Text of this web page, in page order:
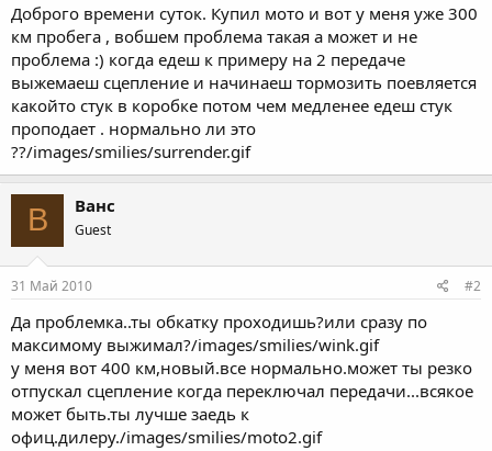
Доброго времени суток. Купил мото и вот у меня уже 300
км пробега , вобшем проблема такая а может и не
проблема :) когда едеш к примеру на 2 передаче
выжемаеш сцепление и начинаеш тормозить поевляется
какойто стук в коробке потом чем медленее едеш стук
проподает . нормально ли это
??/images/smilies/surrender.gif
В Ванс
Guest
31 Май 2010 #2
Да проблемка..ты обкатку проходишь?или сразу по
максимому выжимал?/images/smilies/wink.gif
у меня вот 400 км,новый.все нормально.может ты резко
отпускал сцепление когда переключал передачи...всякое
может быть.ты лучше заедь к
офиц.дилеру./images/smilies/moto2.gif